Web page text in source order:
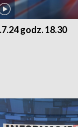
godz. 18.30